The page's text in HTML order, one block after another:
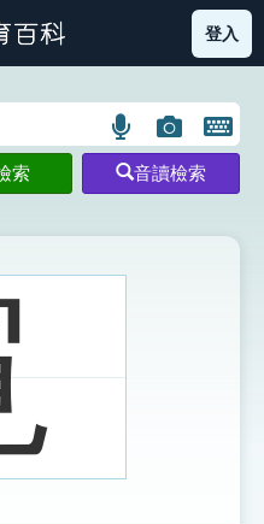
示 部首索引表圖示
登入
語
言
搜
示
圖
片
搜
開
鍵
圖
索 音讀檢索